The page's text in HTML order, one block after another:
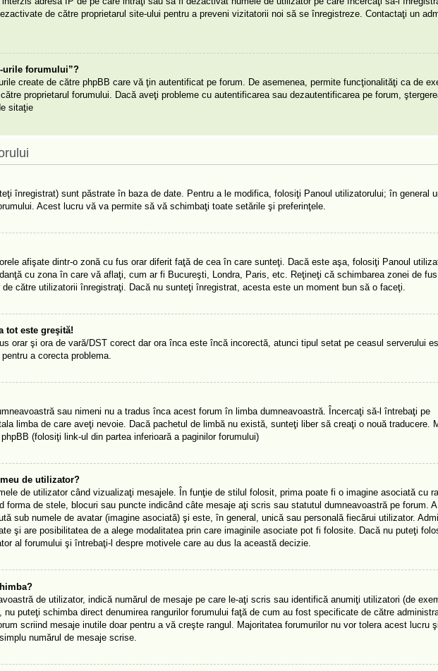
de către proprietarul site-ului pentru a preveni vizitatorii noi să se înregistreze. Contactaţi un
urile forumului”?
create de către phpBB care vă ţin autentificat pe forum. De asemenea, permite funcţionalităţi ca de
proprietarul forumului. Dacă aveţi probleme cu autentificarea sau dezautentificarea pe forum,
sitaţie
înregistrat) sunt păstrate în baza de date. Pentru a le modifica, folosiţi Panoul utilizatorului; în general
Acest lucru vă va permite să vă schimbaţi toate setările şi preferinţele.
afişate dintr-o zonă cu fus orar diferit faţă de cea în care sunteţi. Dacă este aşa, folosiţi Panoul
cu zona în care vă aflaţi, cum ar fi Bucureşti, Londra, Paris, etc. Reţineţi că schimbarea zonei de
către utilizatorii înregistraţi. Dacă nu sunteţi înregistrat, acesta este un moment bun să o faceţi.
tot este greşită!
orar şi ora de vară/DST corect dar ora înca este încă incorectă, atunci tipul setat pe ceasul serverului
a corecta problema.
sau nimeni nu a tradus înca acest forum în limba dumneavoastră. Încercaţi să-l întrebaţi pe
limba de care aveţi nevoie. Dacă pachetul de limbă nu există, sunteţi liber să creaţi o nouă traducere.
(folosiţi link-ul din partea inferioară a paginilor forumului)
de utilizator?
de utilizator când vizualizaţi mesajele. În funţie de stilul folosit, prima poate fi o imagine asociată cu
forma de stele, blocuri sau puncte indicând câte mesaje aţi scris sau statutul dumneavoastră pe forum.
sub numele de avatar (imagine asociată) şi este, în general, unică sau personală fiecărui utilizator.
şi are posibilitatea de a alege modalitatea prin care imaginile asociate pot fi folosite. Dacă nu puteţi
al forumului şi întrebaţi-l despre motivele care au dus la această decizie.
de utilizator, indică numărul de mesaje pe care le-aţi scris sau identifică anumiţi utilizatori (de
puteţi schimba direct denumirea rangurilor forumului faţă de cum au fost specificate de către
scriind mesaje inutile doar pentru a vă creşte rangul. Majoritatea forumurilor nu vor tolera acest lucru
numărul de mesaje scrise.